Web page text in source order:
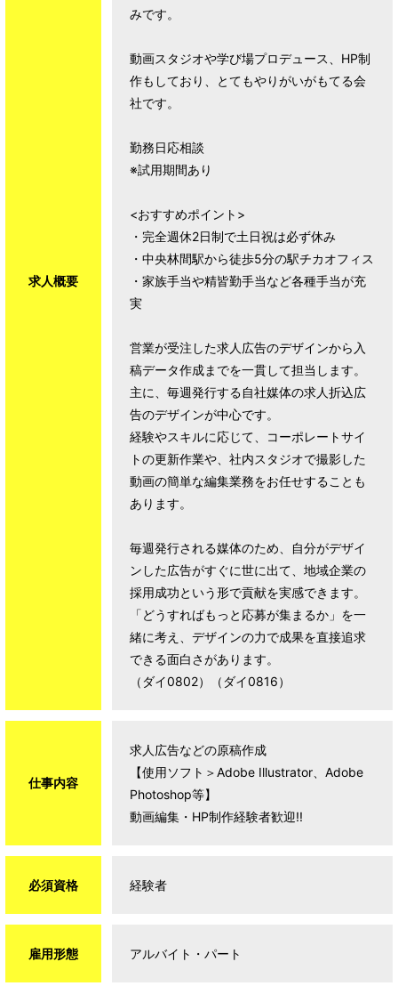
求人概要
みです。
動画スタジオや学び場プロデュース、HP制
作もしており、とてもやりがいがもてる会
社です。
勤務日応相談
※試用期間あり
<おすすめポイント>
・完全週休2日制で土日祝は必ず休み
・中央林間駅から徒歩5分の駅チカオフィス
・家族手当や精皆勤手当など各種手当が充
実
営業が受注した求人広告のデザインから入
稿データ作成までを一貫して担当します。
主に、毎週発行する自社媒体の求人折込広
告のデザインが中心です。
経験やスキルに応じて、コーポレートサイ
トの更新作業や、社内スタジオで撮影した
動画の簡単な編集業務をお任せすることも
あります。
毎週発行される媒体のため、自分がデザイ
ンした広告がすぐに世に出て、地域企業の
採用成功という形で貢献を実感できます。
「どうすればもっと応募が集まるか」を一
緒に考え、デザインの力で成果を直接追求
できる面白さがあります。
（ダイ0802）（ダイ0816）
仕事内容
求人広告などの原稿作成
【使用ソフト＞Adobe Illustrator、Adobe
Photoshop等】
動画編集・HP制作経験者歓迎!!
必須資格 経験者
雇用形態 アルバイト・パート